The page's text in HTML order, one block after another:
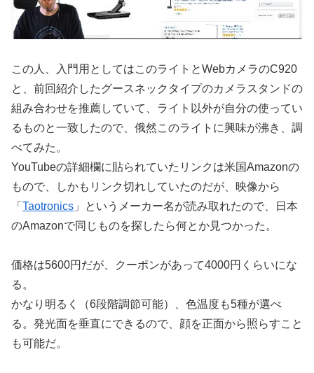
この人、入門用としてはこのライトとWebカメラのC920
と、前回紹介したグースネックタイプのカメラスタンドの
組み合わせを推薦していて、ライト以外が自分の使ってい
るものと一致したので、俄然このライトに興味が沸き、調
べてみた。
YouTubeの詳細欄に貼られていたリンクは米国Amazonの
もので、しかもリンク切れしていたのだが、映像から
「 Taotronics 」というメーカー名が読み取れたので、日本
のAmazonで同じものを探したら何とか見つかった。
価格は5600円だが、クーポンがあって4000円くらいにな
る。
かなり明るく（6段階調節可能）、色温度も5種が選べ
る。発光面を垂直にできるので、顔を正面から照らすこと
も可能だ。